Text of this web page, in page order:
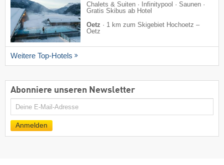
Chalets & Suiten · Infinitypool · Saunen ·
Gratis Skibus ab Hotel
Oetz · 1 km zum Skigebiet Hochoetz –
Oetz
Weitere Top-Hotels
Abonniere unseren Newsletter
E-
Anmelden